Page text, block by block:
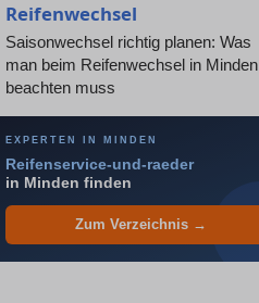
Reifenwechsel
Saisonwechsel richtig planen: Was
man beim Reifenwechsel in Minden
beachten muss
EXPERTEN IN MINDEN
Reifenservice-und-raeder
in Minden finden
Zum Verzeichnis →